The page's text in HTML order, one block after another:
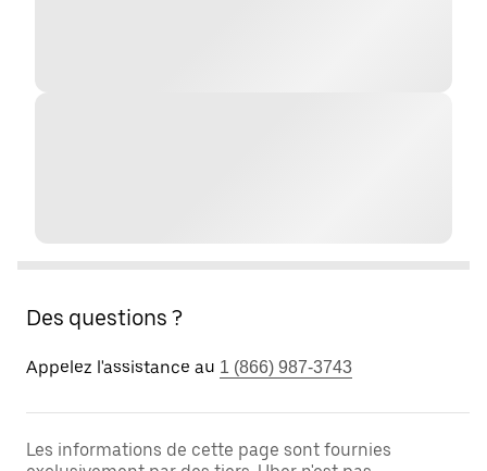
Des questions ?
Appelez l'assistance au 1 (866) 987-3743
Les informations de cette page sont fournies